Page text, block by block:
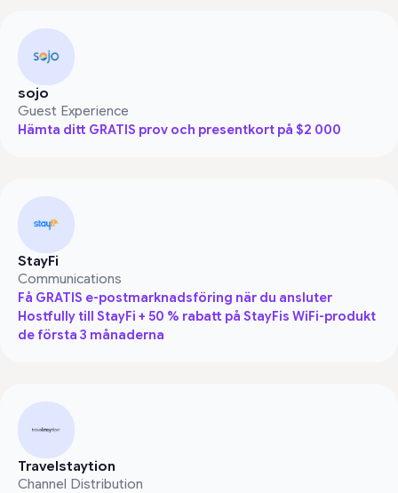
sojo
Guest Experience
Hämta ditt GRATIS prov och presentkort på $2 000
StayFi
Communications
Få GRATIS e-postmarknadsföring när du ansluter
Hostfully till StayFi + 50 % rabatt på StayFis WiFi-produkt
de första 3 månaderna
Travelstaytion
Channel Distribution